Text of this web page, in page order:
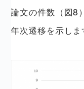
論文の件数（図8
年次遷移を示しま